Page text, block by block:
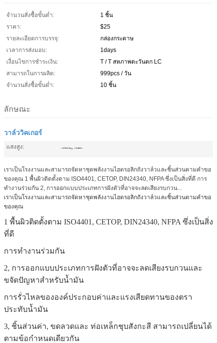
จำนวนสั่งซื้อขั้นต่ำ:
1 ชิ้น
ราคา:
$25
รายละเอียดการบรรจุ:
กล่องกระดาษ
เวลาการส่งมอบ:
1days
เงื่อนไขการชำระเงิน:
T / T สหภาพตะวันตก LC
สามารถในการผลิต:
999pcs / วัน
จำนวนสั่งซื้อขั้นต่ำ:
10 ชิ้น
ลักษณะ
วาล์ววิคเกอร์
แสงสูง: วาล์วไฮโดรลิค , วาล์วทิศทาง
เราเป็นโรงงานและสามารถจัดหาชุดพลังงานไฮดรอลิกถังวาล์วและชิ้นส่วนตามคำขอ
ของคุณ 1 พื้นผิวติดตั้งตาม ISO4401, CETOP, DIN24340, NFPA ซึ่งเป็นสิ่งที่ดี การ
ทำงานร่วมกัน 2, การออกแบบประเภทการฝังตัวที่อาจจะลดเสียงรบกวน...
เราเป็นโรงงานและสามารถจัดหาชุดพลังงานไฮดรอลิกถังวาล์วและชิ้นส่วนตามคำขอ
ของคุณ
1 พื้นผิวติดตั้งตาม ISO4401, CETOP, DIN24340, NFPA ซึ่งเป็นสิ่ง
ที่ดี
การทำงานร่วมกัน
2, การออกแบบประเภทการฝังตัวที่อาจจะลดเสียงรบกวนและ
ขจัดปัญหาสำหรับน้ำมัน
การรั่วไหลขององค์ประกอบค่าและแรงเสียดทานของตรา
ประทับน้ำมัน
3, ชิ้นส่วนค่า, ขดลวดและ ท่อเหล็กชุบสังกะสี สามารถเปลี่ยนได้
ตามข้อกำหนดเดียวกัน